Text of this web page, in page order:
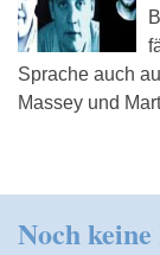
Sprache auch
Massey und
Noch